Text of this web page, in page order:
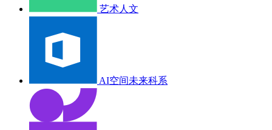
艺术人文
AI空间未来科系